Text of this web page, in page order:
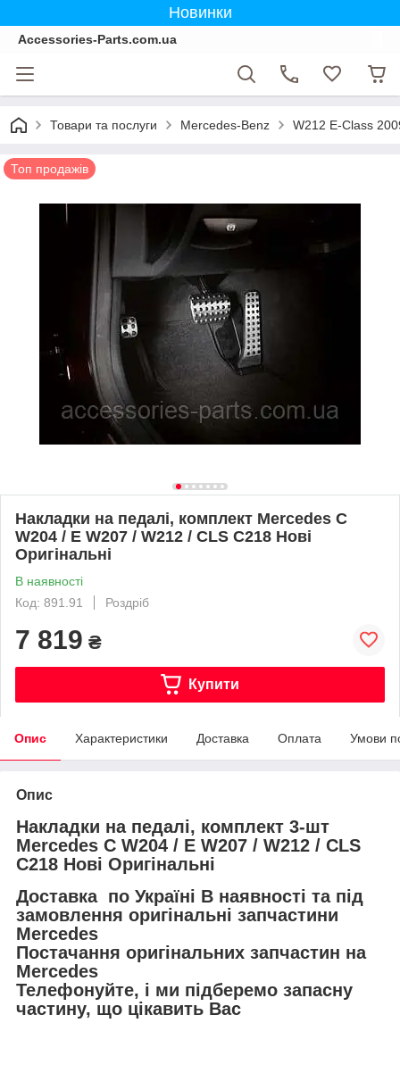
Новинки
Accessories-Parts.com.ua
Товари та послуги Mercedes-Benz W212 E-Class
Топ продажів
Накладки на педалі, комплект Mercedes C
W204 / E W207 / W212 / CLS C218 Нові
Оригінальні
В наявності
Код: 891.91
Роздріб
7 819 ₴
Купити
Опис Характеристики Доставка Оплата Умови
Опис
Накладки на педалі, комплект 3-шт
Mercedes C W204 / E W207 / W212 / CLS
C218 Нові Оригінальні
Доставка по Україні В наявності та під
замовлення оригінальні запчастини
Mercedes
Постачання оригінальних запчастин на
Mercedes
Телефонуйте, і ми підберемо запасну
частину, що цікавить Вас